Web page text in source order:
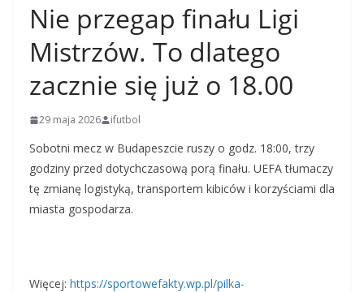
Nie przegap finału Ligi
Mistrzów. To dlatego
zacznie się już o 18.00
29 maja 2026 ifutbol
Sobotni mecz w Budapeszcie ruszy o godz. 18:00, trzy
godziny przed dotychczasową porą finału. UEFA tłumaczy
tę zmianę logistyką, transportem kibiców i korzyściami dla
miasta gospodarza.
Więcej: https://sportowefakty.wp.pl/pilka-